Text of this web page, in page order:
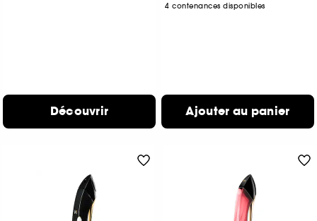
Découvrir
4 contenances disponibles
Ajouter au panier